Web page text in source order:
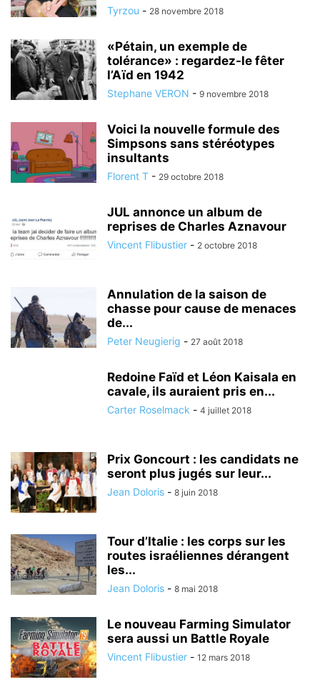
Tyrzou - 28 novembre 2018
«Pétain, un exemple de
tolérance» : regardez-le fêter
l’Aïd en 1942
Stephane VERON - 9 novembre 2018
Voici la nouvelle formule des
Simpsons sans stéréotypes
insultants
Florent T - 29 octobre 2018
JUL annonce un album de
reprises de Charles Aznavour
Vincent Flibustier - 2 octobre 2018
Annulation de la saison de
chasse pour cause de menaces
de...
Peter Neugierig - 27 août 2018
Redoine Faïd et Léon Kaisala en
cavale, ils auraient pris en...
Carter Roselmack - 4 juillet 2018
Prix Goncourt : les candidats ne
seront plus jugés sur leur...
Jean Doloris - 8 juin 2018
Tour d’Italie : les corps sur les
routes israéliennes dérangent
les...
Jean Doloris - 8 mai 2018
Le nouveau Farming Simulator
sera aussi un Battle Royale
Vincent Flibustier - 12 mars 2018